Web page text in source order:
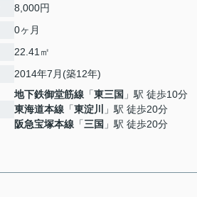
8,000円
0ヶ月
22.41㎡
2014年7月(築12年)
地下鉄御堂筋線 「東三国 」駅 徒歩10分
東海道本線 「東淀川
」駅 徒歩20分
阪急宝塚本線 「三国 」駅 徒歩20分